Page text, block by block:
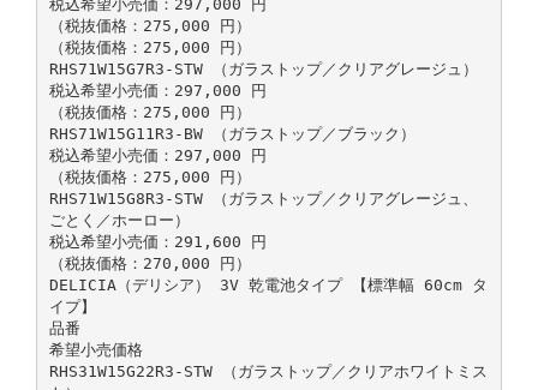
税込希望小売価：297,000 円
（税抜価格：275,000 円）
（税抜価格：275,000 円）
RHS71W15G7R3-STW （ガラストップ／クリアグレージュ）
税込希望小売価：297,000 円
（税抜価格：275,000 円）
RHS71W15G11R3-BW （ガラストップ／ブラック）
税込希望小売価：297,000 円
（税抜価格：275,000 円）
RHS71W15G8R3-STW （ガラストップ／クリアグレージュ、
ごとく／ホーロー）
税込希望小売価：291,600 円
（税抜価格：270,000 円）
DELICIA（デリシア） 3V 乾電池タイプ 【標準幅 60cm タ
イプ】
品番
希望小売価格
RHS31W15G22R3-STW （ガラストップ／クリアホワイトミス